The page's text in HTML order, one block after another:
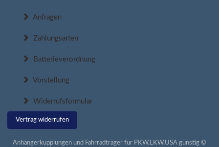
Anfragen
Zahlungsarten
Batterieverordnung
Vorstellung
Widerrufsformular
Vertrag widerrufen
Anhängerkupplungen und Fahrradträger für PKW,LKW,USA günstig ©